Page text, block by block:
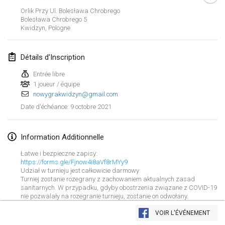
Afficher la liste
Orlik Przy Ul. Bolesława Chrobrego
Bolesława Chrobrego 5
Kwidzyn Pologne
Détails d'Inscription
Entrée libre
1 joueur / équipe
nowygrakwidzyn@gmail.com
Date d'échéance: 9 octobre 2021
Information Additionnelle
Łatwe i bezpieczne zapisy:
https://forms.gle/Fjnow4i8aVf8rMYy9
Udział w turnieju jest całkowicie darmowy
Turniej zostanie rozegrany z zachowaniem aktualnych zasad
sanitarnych. W przypadku, gdyby obostrzenia związane z COVID-19
nie pozwalały na rozegranie turnieju, zostanie on odwołany.
VOIR L'ÉVÉNEMENT
Open de Boulay Triplette
20 mars 2021
avril 2021
Tournoi du printemps confiné
9 avr. 2021|France
ANNULÉ
Halové MČR Trojnásobný - Czech Indoor Triple
10 avr. 2021|République tchèque
ANNULÉ
Doublette du Molkkamis
24 avr. 2021 |Belgique